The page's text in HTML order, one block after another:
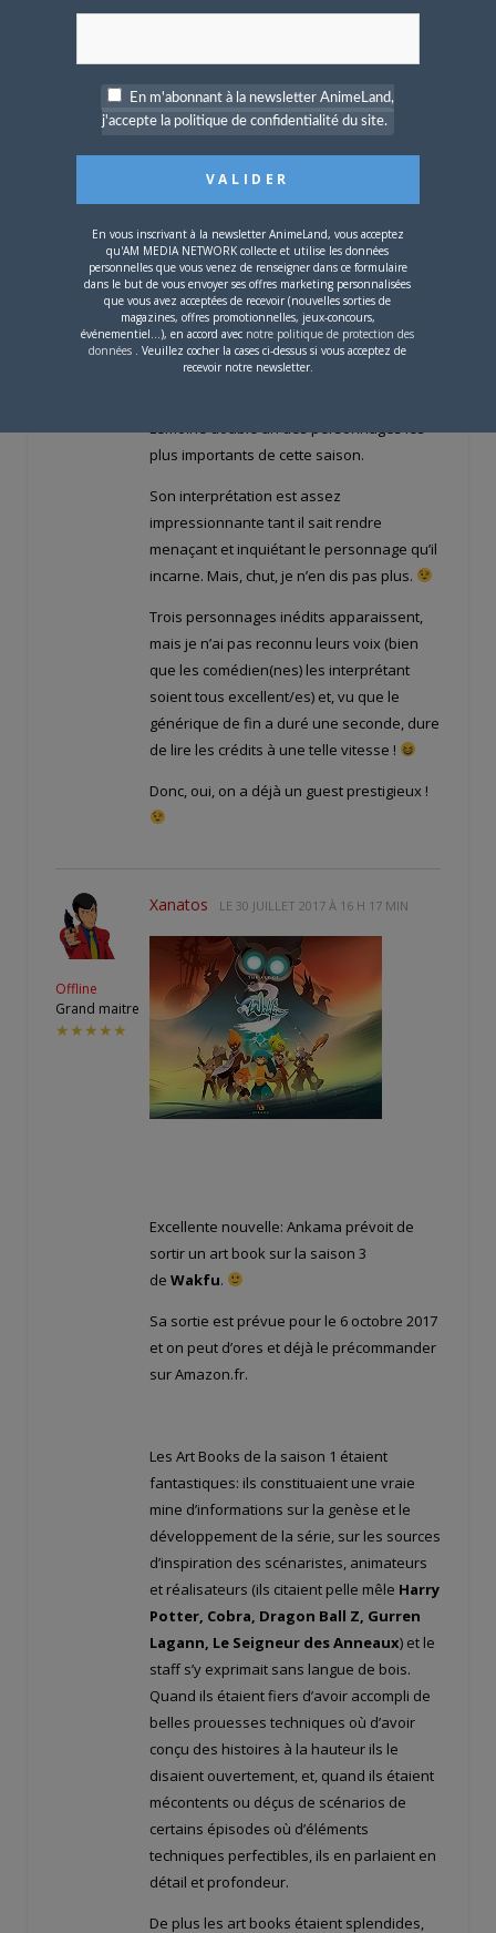
Grand maitre
Oui, je comprends Mauser91, mais ne
t’inquiète pas, les gros spoilers, je les ai
Alors au sujet du doublage, nos héros ont
est rassurant et ils ont tous retrouvé leurs
marques , un pur bonheur à écouter !
Idem pour Armand et le roi Sadida,
toujours interprétés par Cédric et Philippe
Dumond.
Lemoine double un des personnages les
plus importants de cette saison.
Son interprétation est assez
impressionnante tant il sait rendre
menaçant et inquiétant le personnage qu’il
incarne. Mais, chut, je n’en dis pas plus.
Trois personnages inédits apparaissent,
mais je n’ai pas reconnu leurs voix (bien
que les comédien(nes) les interprétant
soient tous excellent/es) et, vu que le
générique de fin a duré une seconde, dure
de lire les crédits à une telle vitesse !
Donc, oui, on a déjà un guest prestigieux !
Offline
Grand maitre
★★★★★
Xanatos LE 30 JUILLET 2017 À 16 H 17 MIN
Excellente nouvelle: Ankama prévoit de
sortir un art book sur la saison 3
de Wakfu.
Sa sortie est prévue pour le 6 octobre 2017
et on peut d’ores et déjà le précommander
sur Amazon.fr.
Les Art Books de la saison 1 étaient
fantastiques: ils constituaient une vraie
mine d’informations sur la genèse et le
développement de la série, sur les sources
d’inspiration des scénaristes, animateurs
et réalisateurs (ils citaient pelle mêle Harry
Potter, Cobra, Dragon Ball Z, Gurren
Lagann, Le Seigneur des Anneaux) et le
staff s’y exprimait sans langue de bois.
Quand ils étaient fiers d’avoir accompli de
belles prouesses techniques où d’avoir
conçu des histoires à la hauteur ils le
disaient ouvertement, et, quand ils étaient
mécontents ou déçus de scénarios de
certains épisodes où d’éléments
techniques perfectibles, ils en parlaient en
détail et profondeur.
De plus les art books étaient splendides,
En m'abonnant à la newsletter AnimeLand,
j'accepte la politique de confidentialité du site.
En vous inscrivant à la newsletter AnimeLand, vous acceptez
qu'AM MEDIA NETWORK collecte et utilise les données
personnelles que vous venez de renseigner dans ce formulaire
dans le but de vous envoyer ses offres marketing personnalisées
que vous avez acceptées de recevoir (nouvelles sorties de
magazines, offres promotionnelles, jeux-concours,
événementiel...), en accord avec notre politique de protection des
données . Veuillez cocher la cases ci-dessus si vous acceptez de
recevoir notre newsletter.